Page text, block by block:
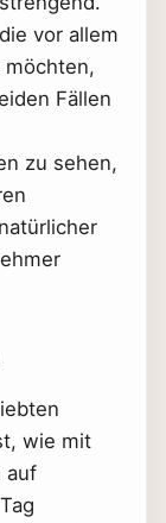
vor allem
möchten,
Fällen
zu sehen,
wie mit
auf